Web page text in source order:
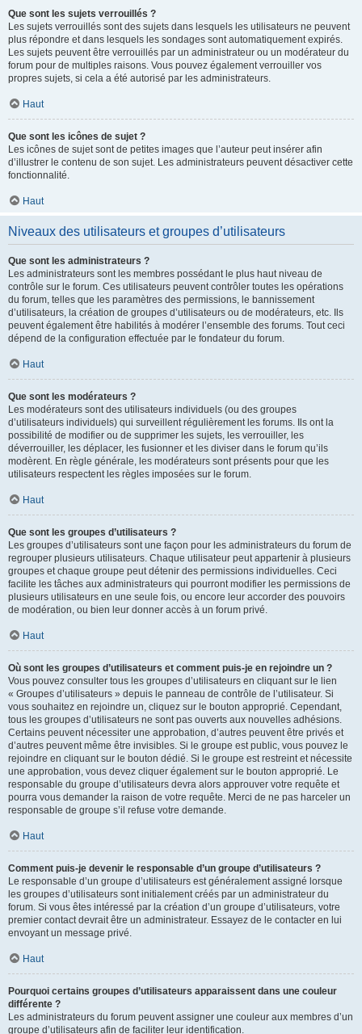
Que sont les sujets verrouillés ?
Les sujets verrouillés sont des sujets dans lesquels les utilisateurs ne peuvent
plus répondre et dans lesquels les sondages sont automatiquement expirés.
Les sujets peuvent être verrouillés par un administrateur ou un modérateur du
forum pour de multiples raisons. Vous pouvez également verrouiller vos
propres sujets, si cela a été autorisé par les administrateurs.
Haut
Que sont les icônes de sujet ?
Les icônes de sujet sont de petites images que l’auteur peut insérer afin
d’illustrer le contenu de son sujet. Les administrateurs peuvent désactiver cette
fonctionnalité.
Haut
Niveaux des utilisateurs et groupes d’utilisateurs
Que sont les administrateurs ?
Les administrateurs sont les membres possédant le plus haut niveau de
contrôle sur le forum. Ces utilisateurs peuvent contrôler toutes les opérations
du forum, telles que les paramètres des permissions, le bannissement
d’utilisateurs, la création de groupes d’utilisateurs ou de modérateurs, etc. Ils
peuvent également être habilités à modérer l’ensemble des forums. Tout ceci
dépend de la configuration effectuée par le fondateur du forum.
Haut
Que sont les modérateurs ?
Les modérateurs sont des utilisateurs individuels (ou des groupes
d’utilisateurs individuels) qui surveillent régulièrement les forums. Ils ont la
possibilité de modifier ou de supprimer les sujets, les verrouiller, les
déverrouiller, les déplacer, les fusionner et les diviser dans le forum qu’ils
modèrent. En règle générale, les modérateurs sont présents pour que les
utilisateurs respectent les règles imposées sur le forum.
Haut
Que sont les groupes d’utilisateurs ?
Les groupes d’utilisateurs sont une façon pour les administrateurs du forum de
regrouper plusieurs utilisateurs. Chaque utilisateur peut appartenir à plusieurs
groupes et chaque groupe peut détenir des permissions individuelles. Ceci
facilite les tâches aux administrateurs qui pourront modifier les permissions de
plusieurs utilisateurs en une seule fois, ou encore leur accorder des pouvoirs
de modération, ou bien leur donner accès à un forum privé.
Haut
Où sont les groupes d’utilisateurs et comment puis-je en rejoindre un ?
Vous pouvez consulter tous les groupes d’utilisateurs en cliquant sur le lien
« Groupes d’utilisateurs » depuis le panneau de contrôle de l’utilisateur. Si
vous souhaitez en rejoindre un, cliquez sur le bouton approprié. Cependant,
tous les groupes d’utilisateurs ne sont pas ouverts aux nouvelles adhésions.
Certains peuvent nécessiter une approbation, d’autres peuvent être privés et
d’autres peuvent même être invisibles. Si le groupe est public, vous pouvez le
rejoindre en cliquant sur le bouton dédié. Si le groupe est restreint et nécessite
une approbation, vous devez cliquer également sur le bouton approprié. Le
responsable du groupe d’utilisateurs devra alors approuver votre requête et
pourra vous demander la raison de votre requête. Merci de ne pas harceler un
responsable de groupe s’il refuse votre demande.
Haut
Comment puis-je devenir le responsable d’un groupe d’utilisateurs ?
Le responsable d’un groupe d’utilisateurs est généralement assigné lorsque
les groupes d’utilisateurs sont initialement créés par un administrateur du
forum. Si vous êtes intéressé par la création d’un groupe d’utilisateurs, votre
premier contact devrait être un administrateur. Essayez de le contacter en lui
envoyant un message privé.
Haut
Pourquoi certains groupes d’utilisateurs apparaissent dans une couleur
différente ?
Les administrateurs du forum peuvent assigner une couleur aux membres d’un
groupe d’utilisateurs afin de faciliter leur identification.